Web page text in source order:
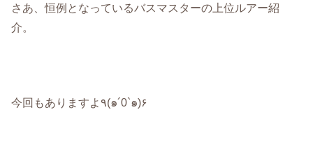
さあ、恒例となっているバスマスターの上位ルアー紹
介。
今回もありますよ٩(๑´0`๑)۶